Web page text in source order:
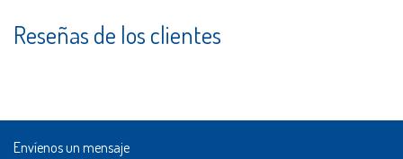
Reseñas de los clientes
Envíenos un mensaje